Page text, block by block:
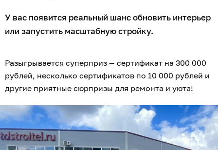
У вас появится реальный шанс обновить интерьер
или запустить масштабную стройку.
Разыгрывается суперприз — сертификат на 300 000
рублей, несколько сертификатов по 10 000 рублей и
другие приятные сюрпризы для ремонта и уюта!